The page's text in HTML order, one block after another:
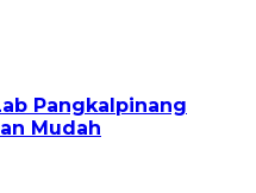
Pangkalpinang
Mudah